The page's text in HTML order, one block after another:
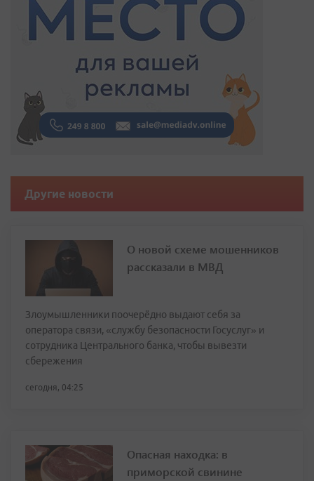
Другие новости
О новой схеме мошенников
рассказали в МВД
Злоумышленники поочерёдно выдают себя за
оператора связи, «службу безопасности Госуслуг» и
сотрудника Центрального банка, чтобы вывезти
сбережения
сегодня, 04:25
Опасная находка: в
приморской свинине